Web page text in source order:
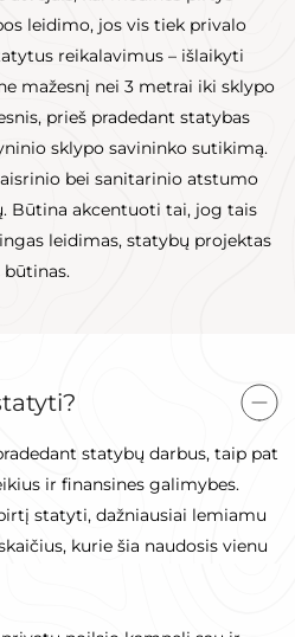
leidimo, jos vis tiek privalo
reikalavimus – išlaikyti
mažesnį nei 3 metrai iki sklypo
prieš pradedant statybas
sklypo savininko sutikimą.
bei sanitarinio atstumo
Būtina akcentuoti tai, jog tais
leidimas, statybų projektas
statybų darbus, taip pat
ir finansines galimybes.
statyti, dažniausiai lemiamu
kurie šia naudosis vienu